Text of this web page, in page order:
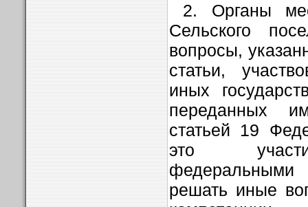
2. Органы
Сельского
вопросы,
статьи,
иных
переданных
статьей 19
это
решать иные